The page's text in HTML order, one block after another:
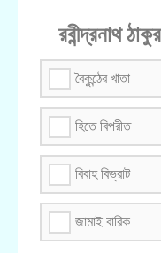
রবীন্দ্রনাথ
বৈকুন্ঠের খাতা
হিতে বিপরীত
বিবাহ বিভ্রাট
জামাই বারিক